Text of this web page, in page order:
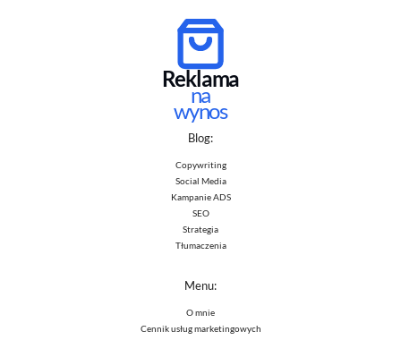
Reklama
na
wynos
Blog:
Copywriting
Social Media
Kampanie ADS
SEO
Strategia
Tłumaczenia
Menu:
O mnie
Cennik usług marketingowych